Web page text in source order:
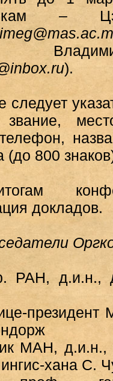
–
).
следует
звание,
(до 800
докладов.
РАН,
МАН, д.и.н.,
хана С.